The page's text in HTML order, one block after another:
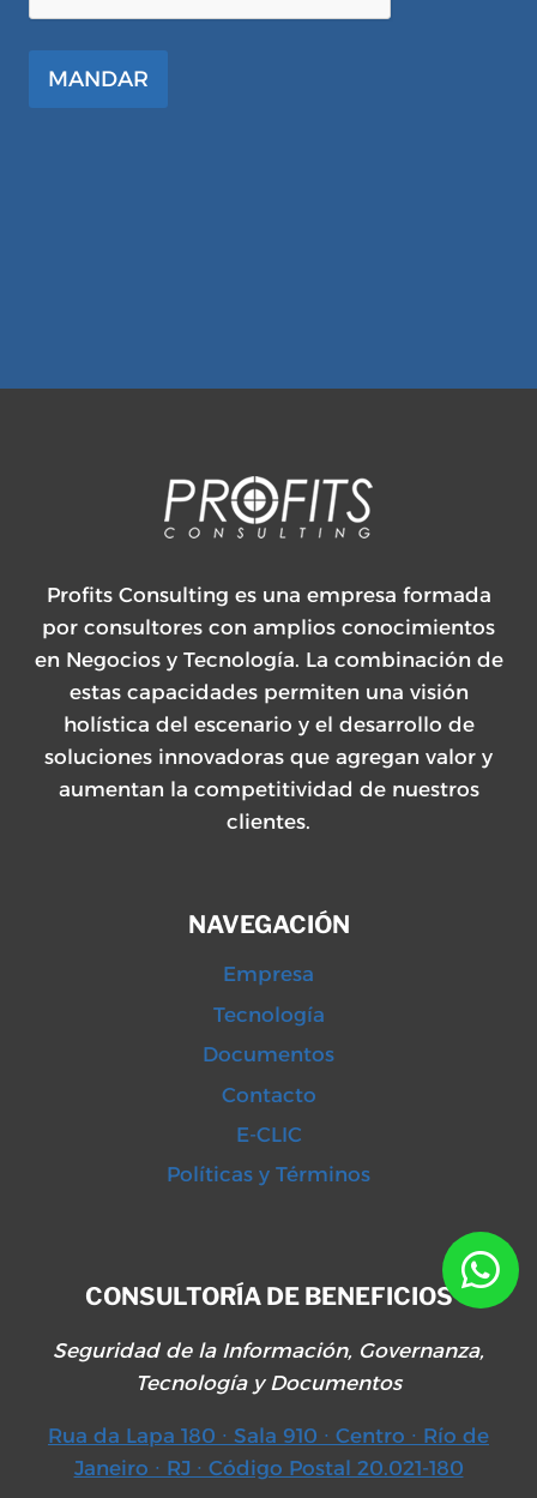
MANDAR
Profits Consulting es una empresa formada
por consultores con amplios conocimientos
en Negocios y Tecnología. La combinación de
estas capacidades permiten una visión
holística del escenario y el desarrollo de
soluciones innovadoras que agregan valor y
aumentan la competitividad de nuestros
clientes.
NAVEGACIÓN
Empresa
Tecnología
Documentos
Contacto
E-CLIC
Políticas y Términos
CONSULTORÍA DE BENEFICIOS
Seguridad de la Información, Governanza,
Tecnología y Documentos
Rua da Lapa 180 ∙ Sala 910 ∙ Centro ∙ Río de
Janeiro ∙ RJ ∙ Código Postal 20.021-180